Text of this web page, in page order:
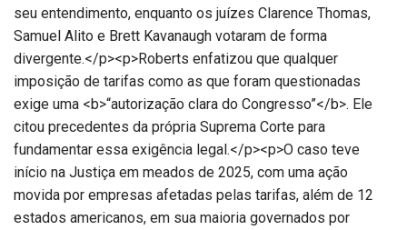
seu entendimento, enquanto os juízes Clarence Thomas,
Samuel Alito e Brett Kavanaugh votaram de forma
divergente.</p><p>Roberts enfatizou que qualquer
imposição de tarifas como as que foram questionadas
exige uma <b>“autorização clara do Congresso”</b>. Ele
citou precedentes da própria Suprema Corte para
fundamentar essa exigência legal.</p><p>O caso teve
início na Justiça em meados de 2025, com uma ação
movida por empresas afetadas pelas tarifas, além de 12
estados americanos, em sua maioria governados por